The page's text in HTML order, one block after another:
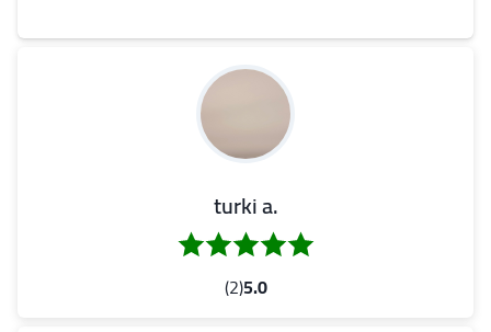
.turki a
5.0
(2)